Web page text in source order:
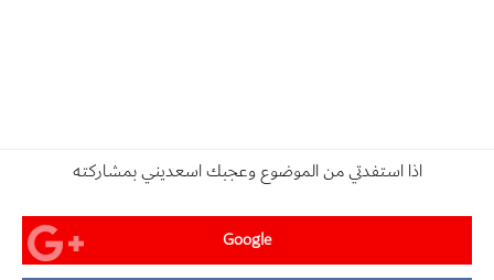
اذا استفدتي من الموضوع وعجبك اسعديني بمشاركته
Google